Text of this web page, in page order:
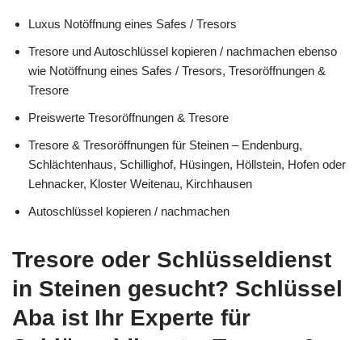
Luxus Notöffnung eines Safes / Tresors
Tresore und Autoschlüssel kopieren / nachmachen ebenso
wie Notöffnung eines Safes / Tresors, Tresoröffnungen &
Tresore
Preiswerte Tresoröffnungen & Tresore
Tresore & Tresoröffnungen für Steinen – Endenburg,
Schlächtenhaus, Schillighof, Hüsingen, Höllstein, Hofen oder
Lehnacker, Kloster Weitenau, Kirchhausen
Autoschlüssel kopieren / nachmachen
Tresore oder Schlüsseldienst
in Steinen gesucht? Schlüssel
Aba ist Ihr Experte für